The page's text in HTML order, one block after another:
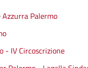
Azzurra Palermo
- IV Circoscrizione